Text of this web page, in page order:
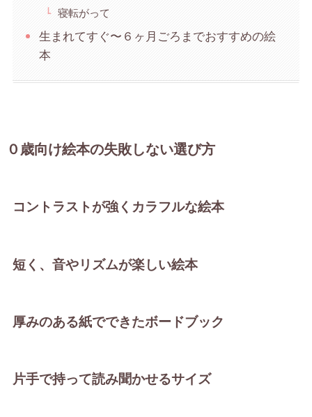
寝転がって
生まれてすぐ〜６ヶ月ごろまでおすすめの絵
本
０歳向け絵本の失敗しない選び方
コントラストが強くカラフルな絵本
短く、音やリズムが楽しい絵本
厚みのある紙でできたボードブック
片手で持って読み聞かせるサイズ